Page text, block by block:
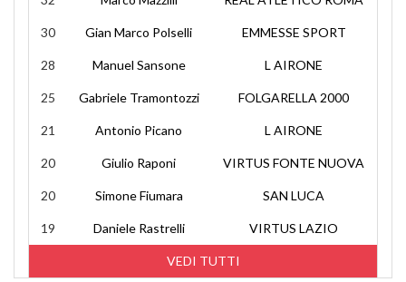
VEDI TUTTI
30 Gian Marco Polselli EMMESSE SPORT
28 Manuel Sansone L AIRONE
25 Gabriele Tramontozzi FOLGARELLA 2000
21 Antonio Picano L AIRONE
20 Giulio Raponi VIRTUS FONTE NUOVA
20 Simone Fiumara SAN LUCA
19 Daniele Rastrelli VIRTUS LAZIO